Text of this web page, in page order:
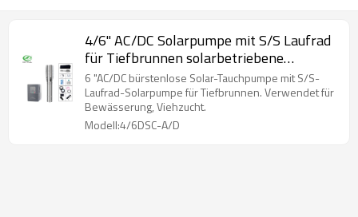
4/6" AC/DC Solarpumpe mit S/S Laufrad
für Tiefbrunnen solarbetriebene
Pumpen Preis Südafrika
6 "AC/DC bürstenlose Solar-Tauchpumpe mit S/S-
Laufrad-Solarpumpe für Tiefbrunnen. Verwendet für
Bewässerung, Viehzucht.
Modell:4/6DSC-A/D